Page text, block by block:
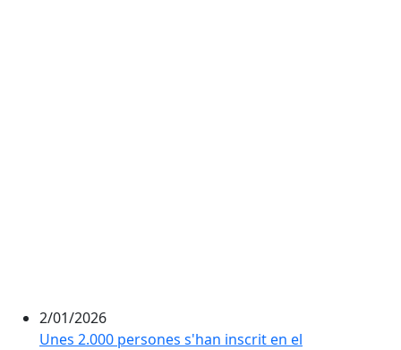
2/01/2026
Unes 2.000 persones s'han inscrit en el